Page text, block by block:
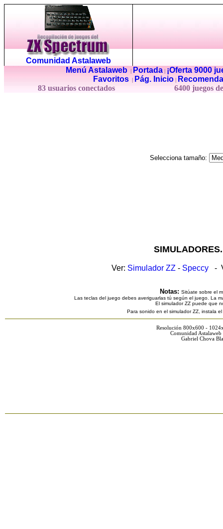
Comunidad Astalaweb
Menú Astalaweb| Portada|
¡Oferta 9000
Favoritos
Pág. Inicio
83 usuarios conectados
6400 juegos
Selecciona tamaño:
Ver: Simulador ZZ - Speccy -
Notas: Sitúate sobre el
Las teclas del juego debes averiguarlas tú según el juego. La
El simulador ZZ puede que
Para sonido en el simulador ZZ, instala
Resolución 800x600 -
Comunidad
Gabriel Chova